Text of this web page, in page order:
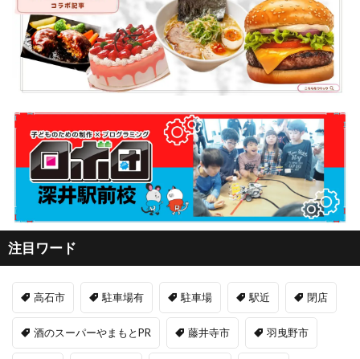
注目ワード
高石市 駐車場有 駐車場 駅近 閉店
酒のスーパーやまもとPR 藤井寺市 羽曳野市